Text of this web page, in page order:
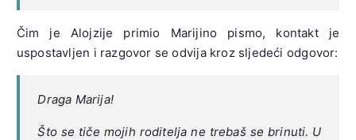
Čim je Alojzije primio Marijino pismo, kontakt je
uspostavljen i razgovor se odvija kroz sljedeći odgovor:
Draga Marija!
Što se tiče mojih roditelja ne trebaš se brinuti. U